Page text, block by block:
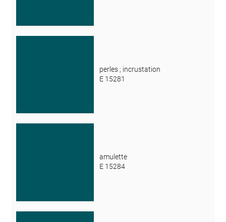
perles ; incrustation
E 15281
amulette
E 15284